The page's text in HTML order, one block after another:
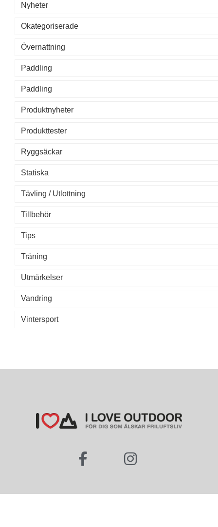
Nyheter
Okategoriserade
Övernattning
Paddling
Paddling
Produktnyheter
Produkttester
Ryggsäckar
Statiska
Tävling / Utlottning
Tillbehör
Tips
Träning
Utmärkelser
Vandring
Vintersport